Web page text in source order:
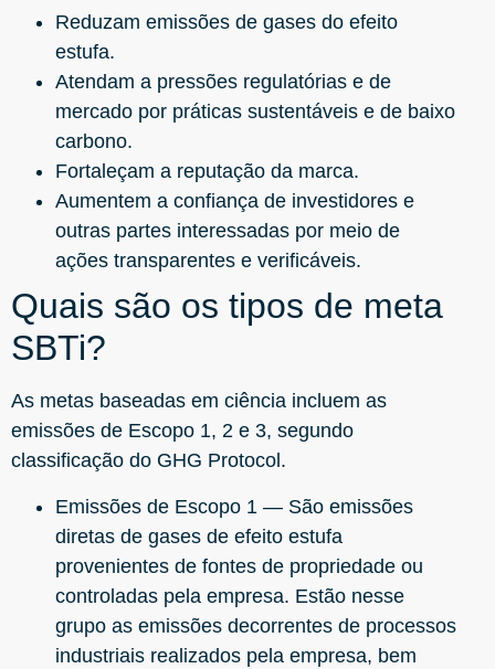
Reduzam emissões de gases do efeito
estufa.
Atendam a pressões regulatórias e de
mercado por práticas sustentáveis e de baixo
carbono.
Fortaleçam a reputação da marca.
Aumentem a confiança de investidores e
outras partes interessadas por meio de
ações transparentes e verificáveis.
Quais são os tipos de meta
SBTi?
As metas baseadas em ciência incluem as
emissões de Escopo 1, 2 e 3, segundo
classificação do GHG Protocol.
Emissões de Escopo 1 — São emissões
diretas de gases de efeito estufa
provenientes de fontes de propriedade ou
controladas pela empresa. Estão nesse
grupo as emissões decorrentes de processos
industriais realizados pela empresa, bem